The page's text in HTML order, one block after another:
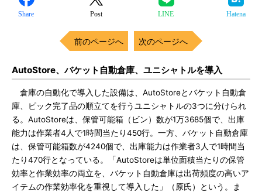
Share Post LINE Hatena
前のページへ 次のページへ
AutoStore、バケット自動倉庫、ユニシャトルを導入
倉庫の自動化で導入した設備は、AutoStoreとバケット自動倉
庫、ピック完了品の順立てを行うユニシャトルの3つに分けられ
る。AutoStoreは、保管可能箱（ビン）数が1万3685個で、出庫
能力は作業者4人で1時間当たり450行。一方、バケット自動倉庫
は、保管可能箱数が4240個で、出庫能力は作業者3人で1時間当
たり470行となっている。「AutoStoreは単位面積当たりの保管
効率と作業効率の両立を、バケット自動倉庫は出荷頻度の高いア
イテムの作業効率化を重視して導入した」（原氏）という。ま